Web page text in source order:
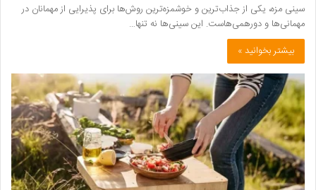
سینی مزه، یکی از جذاب‌ترین و خوشمزه‌ترین روش‌ها برای پذیرایی از مهمانان در
مهمانی‌ها و دورهمی‌هاست. این سینی‌ها نه تنها…
بیشتر بخوانید »